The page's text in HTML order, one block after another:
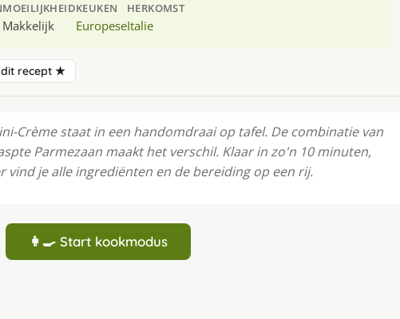
MOEILIJKHEID
Makkelijk
KEUKEN
Europese
HERKOMST
Italie
recept ★
Crème staat in een handomdraai op tafel. De combinatie van
Parmezaan maakt het verschil. Klaar in zo'n 10 minuten,
vind je alle ingrediënten en de bereiding op een rij.
👩‍🍳 Start kookmodus